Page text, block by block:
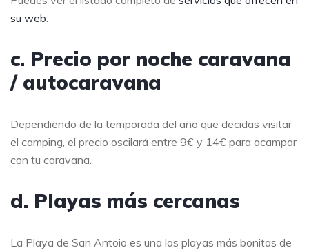
su web
c. Precio por noche caravana
/ autocaravana
Dependiendo de la temporada del año que decidas visitar
el camping, el precio oscilará entre 9€ y 14€ para acampar
con tu caravana.
d. Playas más cercanas
La Playa de San Antoio es una las playas más bonitas de